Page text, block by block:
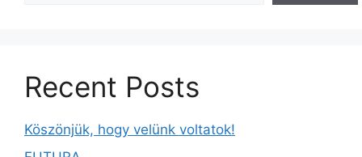
Recent Posts
Köszönjük, hogy velünk voltatok!